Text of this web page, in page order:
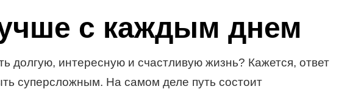
с каждым днем
долгую, интересную и счастливую жизнь? Кажется, ответ
суперсложным. На самом деле путь состоит